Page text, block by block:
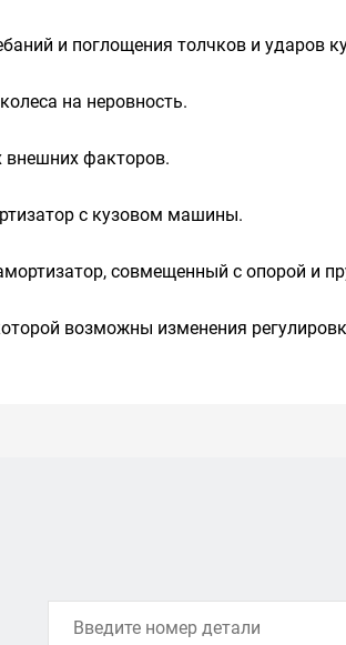
и поглощения толчков и ударов
на неровность.
внешних факторов.
с кузовом машины.
совмещенный с опорой и
возможны изменения